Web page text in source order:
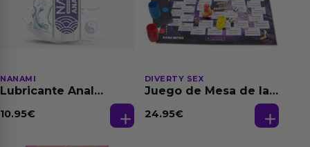
NANAMI
Lubricante Anal
Dilatación Base Agua
10.95€
DIVERTY SEX
Juego de Mesa de las
24.95€